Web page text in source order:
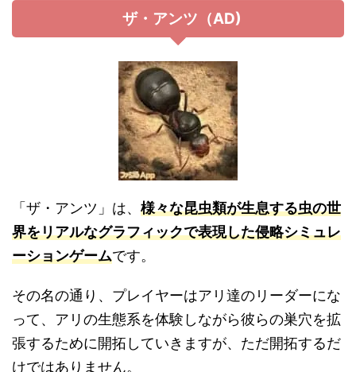
ザ・アンツ（AD)
「ザ・アンツ」は、 様々な昆虫類が生息する虫の世
界をリアルなグラフィックで表現した侵略シミュレ
ーションゲームです。
その名の通り、プレイヤーはアリ達のリーダーにな
って、アリの生態系を体験しながら彼らの巣穴を拡
張するために開拓していきますが、ただ開拓するだ
けではありません。